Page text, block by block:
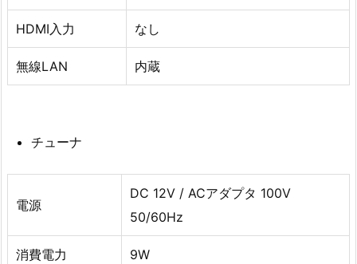
HDMI入力 なし
無線LAN 内蔵
チューナ
電源
DC 12V / ACアダプタ 100V
50/60Hz
消費電力 9W